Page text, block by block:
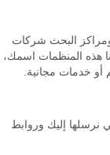
ومراكز البحث شركات
هذه المنظمات اسمك،
أو خدمات مجانية.
نرسلها إليك وروابط